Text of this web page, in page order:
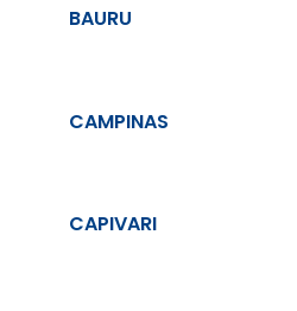
BAURU
CAMPINAS
CAPIVARI